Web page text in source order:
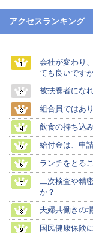
アクセスランキング
会社が変わり
ても良いです
被扶養者にな
組合員ではあ
飲食の持ち込
給付金は、申
ランチをとる
二次検査や精
か？
夫婦共働きの
国民健康保険